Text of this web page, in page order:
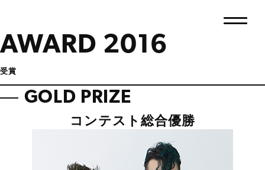
AWARD 2016
受賞
GOLD PRIZE
コンテスト総合優勝